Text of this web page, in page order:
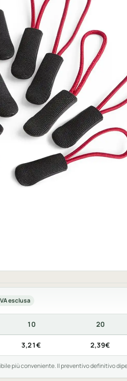
esclusa
per quantità di acquisto. La
10 20
3,21€ 2,39€
più conveniente. Il preventivo definitivo